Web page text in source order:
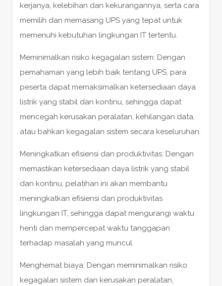
kerjanya, kelebihan dan kekurangannya, serta cara
memilih dan memasang UPS yang tepat untuk
memenuhi kebutuhan lingkungan IT tertentu.
Meminimalkan risiko kegagalan sistem: Dengan
pemahaman yang lebih baik tentang UPS, para
peserta dapat memaksimalkan ketersediaan daya
listrik yang stabil dan kontinu, sehingga dapat
mencegah kerusakan peralatan, kehilangan data,
atau bahkan kegagalan sistem secara keseluruhan.
Meningkatkan efisiensi dan produktivitas: Dengan
memastikan ketersediaan daya listrik yang stabil
dan kontinu, pelatihan ini akan membantu
meningkatkan efisiensi dan produktivitas
lingkungan IT, sehingga dapat mengurangi waktu
henti dan mempercepat waktu tanggapan
terhadap masalah yang muncul.
Menghemat biaya: Dengan meminimalkan risiko
kegagalan sistem dan kerusakan peralatan,